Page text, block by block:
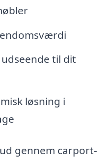
til dit
løsning i
gennem carport-